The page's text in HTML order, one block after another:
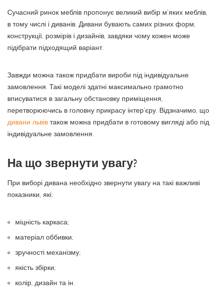
Сучасний ринок меблів пропонує великий вибір м’яких меблів,
в тому числі і диванів. Дивани бувають самих різних форм,
конструкції, розмірів і дизайнів, завдяки чому кожен може
підібрати підходящий варіант.
Завжди можна також придбати вироби під індивідуальне
замовлення. Такі моделі здатні максимально грамотно
вписуватися в загальну обстановку приміщення,
перетворюючись в головну прикрасу інтер’єру. Відзначимо, що
дивани львів також можна придбати в готовому вигляді або під
індивідуальне замовлення.
На що звернути увагу?
При виборі дивана необхідно звернути увагу на такі важливі
показники, які:
міцність каркаса;
матеріал оббивки;
зручності механізму;
якість збірки;
колір, дизайн та ін.